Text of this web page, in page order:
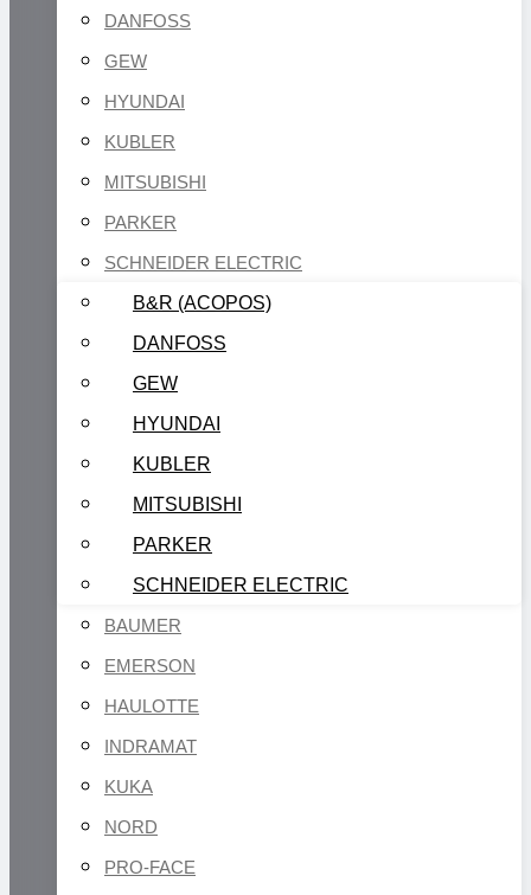
DANFOSS
GEW
HYUNDAI
KUBLER
MITSUBISHI
PARKER
SCHNEIDER ELECTRIC
B&R (ACOPOS)
DANFOSS
GEW
HYUNDAI
KUBLER
MITSUBISHI
PARKER
SCHNEIDER ELECTRIC
BAUMER
EMERSON
HAULOTTE
INDRAMAT
KUKA
NORD
PRO-FACE